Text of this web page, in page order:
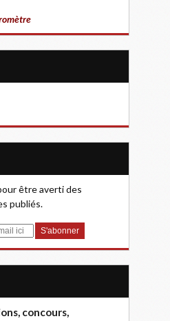
être averti des
publiés.
concours,